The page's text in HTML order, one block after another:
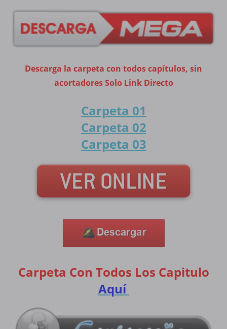
Descarga la carpeta con todos capítulos, sin
acortadores Solo Link Directo
Carpeta 01
Carpeta 02
Carpeta 03
Carpeta Con Todos Los Capitulo
Aquí